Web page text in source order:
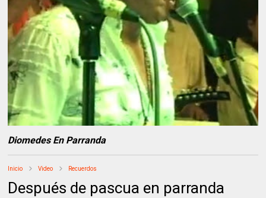
Diomedes En Parranda
Inicio Video Recuerdos
Después de pascua en parranda